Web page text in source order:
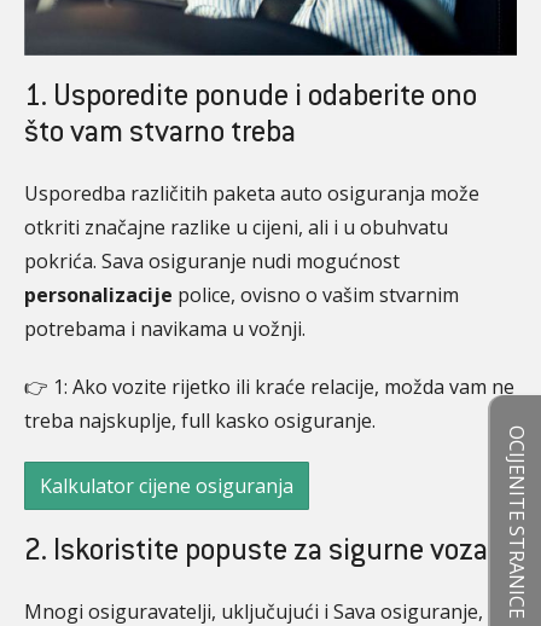
1. Usporedite ponude i odaberite ono
što vam stvarno treba
Usporedba različitih paketa auto osiguranja može
otkriti značajne razlike u cijeni, ali i u obuhvatu
pokrića. Sava osiguranje nudi mogućnost
personalizacije police, ovisno o vašim stvarnim
potrebama i navikama u vožnji.
👉 1: Ako vozite rijetko ili kraće relacije, možda vam ne
treba najskuplje, full kasko osiguranje.
Kalkulator cijene osiguranja
2. Iskoristite popuste za sigurne vozače
Mnogi osiguravatelji, uključujući i Sava osiguranje,
OCIJENITE STRANICE